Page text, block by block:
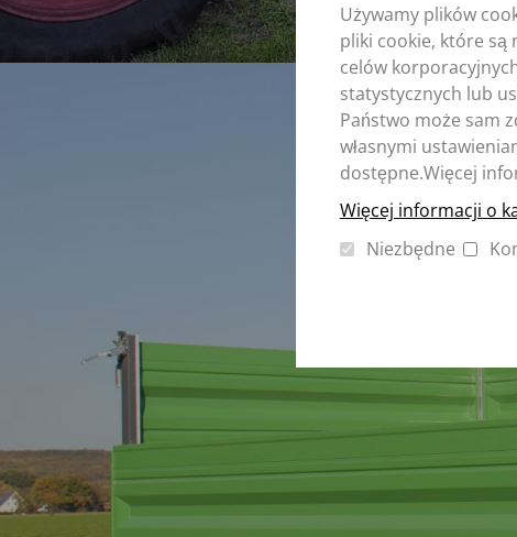
Używamy plików
pliki cookie, które są
celów
statystycznych lub
Państwo może sam
własnymi
dostępne.Więcej
Więcej informacji o
Niezbędne